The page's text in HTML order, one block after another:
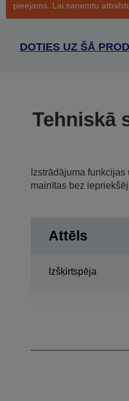
pieejams. Lai saņemtu
DOTIES UZ ŠĀ
Tehniskā
Izstrādājuma
mainītas bez
Attēls
Izšķirtspēja